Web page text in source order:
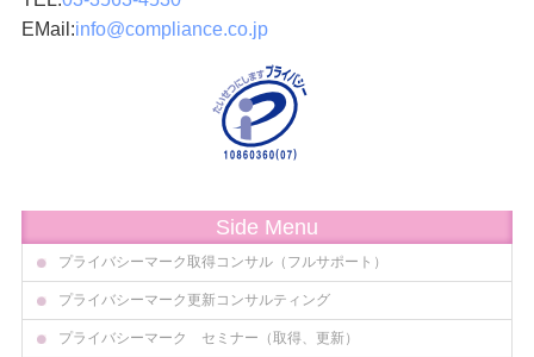
EMail:info@compliance.co.jp
Side Menu
プライバシーマーク取得コンサル（フルサポート）
プライバシーマーク更新コンサルティング
プライバシーマーク セミナー（取得、更新）